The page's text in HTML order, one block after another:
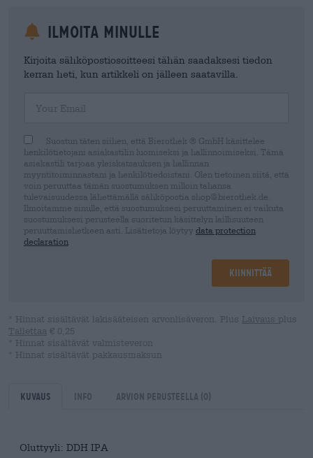
Ilmoita minulle
Kirjoita sähköpostiosoitteesi tähän saadaksesi tiedon
kerran heti, kun artikkeli on jälleen saatavilla.
Suostun täten siihen, että Bierothek ® GmbH käsittelee
henkilötietojani asiakastilin luomiseksi ja hallinnoimiseksi. Tämä
asiakastili tarjoaa yleiskatsauksen ja hallinnan
myyntitoiminnastani ja henkilötiedoistani. Olen tietoinen siitä, että
voin peruuttaa tämän suostumuksen milloin tahansa
tulevaisuudessa lähettämällä sähköpostia shop@bierothek.de.
Ilmoitamme sinulle, että suostumuksesi peruuttaminen ei vaikuta
suostumuksesi perusteella suoritetun käsittelyn laillisuuteen
peruuttamishetkeen asti. Lisätietoja löytyy data protection
declaration
Kiinnittää
* Hinnat sisältävät lakisääteisen arvonlisäveron. Plus Laivaus plus
Tallettaa € 0,25
* Hinnat sisältävät valmisteveron
* Hinnat sisältävät pakkausmaksun
Kuvaus Info Arvion perusteella (0)
Oluttyyli: DDH IPA